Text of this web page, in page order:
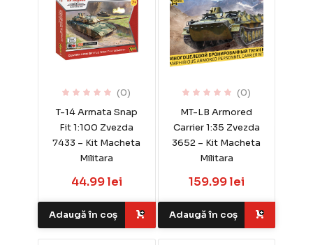
(0)
T-14 Armata Snap
Fit 1:100 Zvezda
7433 – Kit Macheta
Militara
44.99 lei
Adaugă în coș
(0)
MT-LB Armored
Carrier 1:35 Zvezda
3652 – Kit Macheta
Militara
159.99 lei
Adaugă în coș